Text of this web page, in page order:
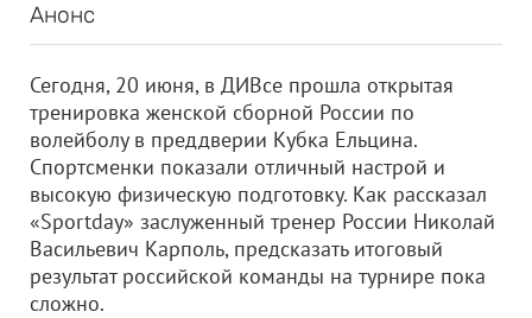
Анонс
Сегодня, 20 июня, в ДИВсе прошла открытая
тренировка женской сборной России по
волейболу в преддверии Кубка Ельцина.
Спортсменки показали отличный настрой и
высокую физическую подготовку. Как рассказал
«Sportday» заслуженный тренер России Николай
Васильевич Карполь, предсказать итоговый
результат российской команды на турнире пока
сложно.